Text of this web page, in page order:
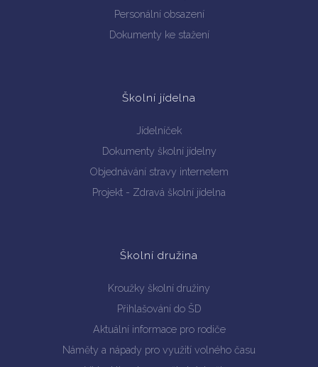
Personální obsazení
Dokumenty ke stažení
Školní jídelna
Jídelníček
Dokumenty školní jídelny
Objednávání stravy internetem
Projekt - Zdravá školní jídelna
Školní družina
Kroužky školní družiny
Přihlašování do ŠD
Aktuální informace pro rodiče
Náměty a nápady pro využití volného času